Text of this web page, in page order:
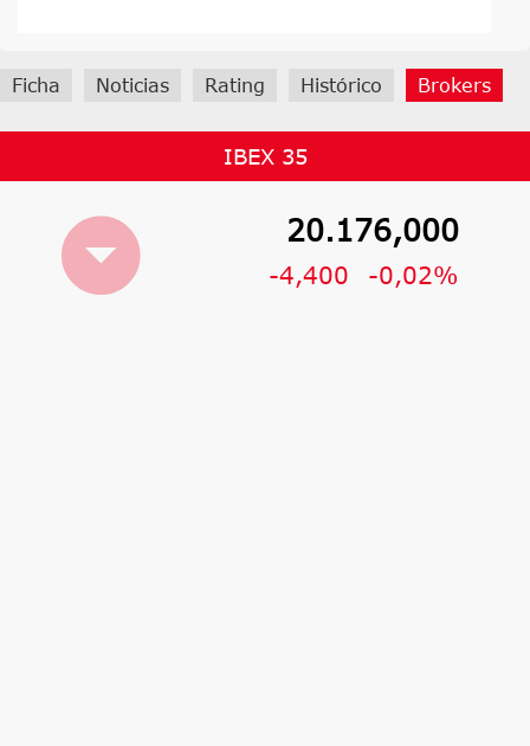
Ficha Noticias Rating Histórico Brokers
IBEX 35
20.176,000
-4,400 -0,02%